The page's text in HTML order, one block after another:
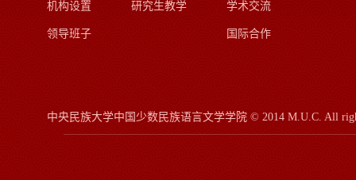
机构设置
领导班子
研究生教学 学术交流
国际合作
中央民族大学中国少数民族语言文学学院 © 2014